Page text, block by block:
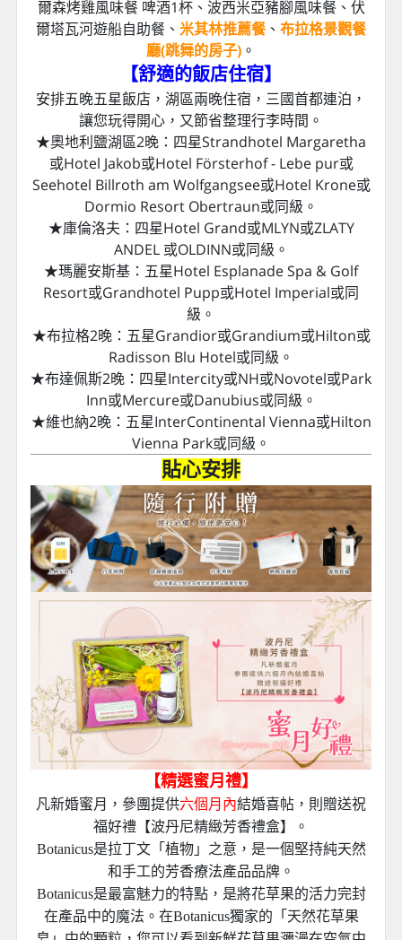
【精選各國當地特色風味餐食】
精心安排各國道地特色風味餐，並輔以中式七菜一湯
餐食，讓您出門在外也能懷念家鄉味。
梅爾克修道院炸豬排風味餐 皇帝鬆餅
區海鮮義大利麵 披薩風味餐、湖區鱒魚風味餐、紅頂
商人晚宴、維也納豬肋排風味餐 沙河蛋糕
★德國：國王湖湖畔德式香腸風味餐。
★匈牙利：多瑙河遊船自助餐、馬術村匈牙利傳統風
味餐、紅辣椒燉肉湯及鴨腿風味餐。
★捷克：中世紀變裝晚宴、波西米亞烤鴨風味餐、皮
爾森烤雞風味餐 啤酒1杯、波西米亞豬腳風味餐、伏
爾塔瓦河遊船自助餐、米其林推薦餐、布拉格景觀餐
廳(跳舞的房子)。
【舒適的飯店住宿】
安排五晚五星飯店，湖區兩晚住宿，三國首都連泊，
讓您玩得開心，又節省整理行李時間。
★奧地利鹽湖區2晚：四星Strandhotel Margaretha
或Hotel Jakob或Hotel Försterhof - Lebe pur或
Seehotel Billroth am Wolfgangsee或Hotel Krone或
Dormio Resort Obertraun或同級。
★庫倫洛夫：四星Hotel Grand或MLYN或ZLATY
ANDEL 或OLDINN或同級。
★瑪麗安斯基：五星Hotel Esplanade Spa & Golf
Resort或Grandhotel Pupp或Hotel Imperial或同
級。
★布拉格2晚：五星Grandior或Grandium或Hilton或
Radisson Blu Hotel或同級。
★布達佩斯2晚：四星Intercity或NH或Novotel或Park
Inn或Mercure或Danubius或同級。
★維也納2晚：五星InterContinental Vienna或Hilton
Vienna Park或同級。
貼心安排